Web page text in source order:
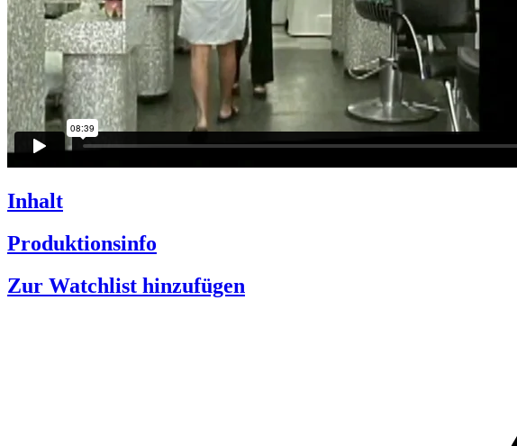
Inhalt
Produktionsinfo
Zur Watchlist hinzufügen